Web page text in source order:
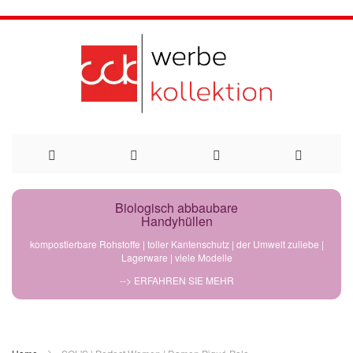
Direkt
Biologisch abbaubare
Handyhüllen
kompostierbare Rohstoffe | toller Kantenschutz | der Umwelt zuliebe |
Lagerware | viele Modelle
--> ERFAHREN SIE MEHR